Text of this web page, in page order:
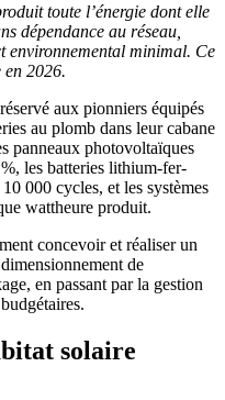
toute l’énergie dont elle
dépendance au réseau,
environnemental minimal. Ce
en 2026.
aux pionniers équipés
au plomb dans leur cabane
panneaux photovoltaïques
les batteries lithium-fer-
000 cycles, et les systèmes
wattheure produit.
concevoir et réaliser un
de
en passant par la gestion
solaire